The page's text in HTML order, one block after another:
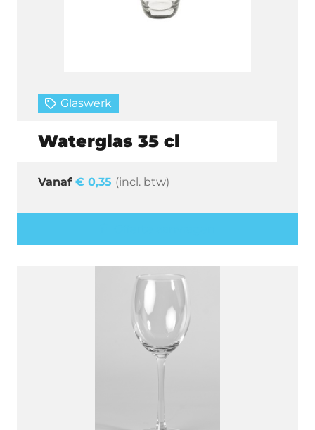
Glaswerk
Waterglas 35 cl
€ 0,35 (incl. btw)